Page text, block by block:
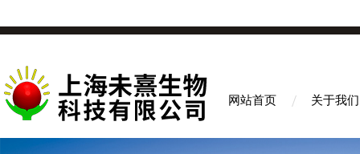
网站首页 关于我们